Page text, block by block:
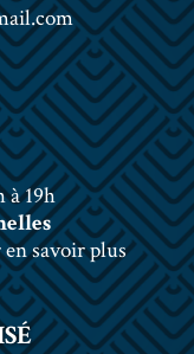
à 19h
savoir plus